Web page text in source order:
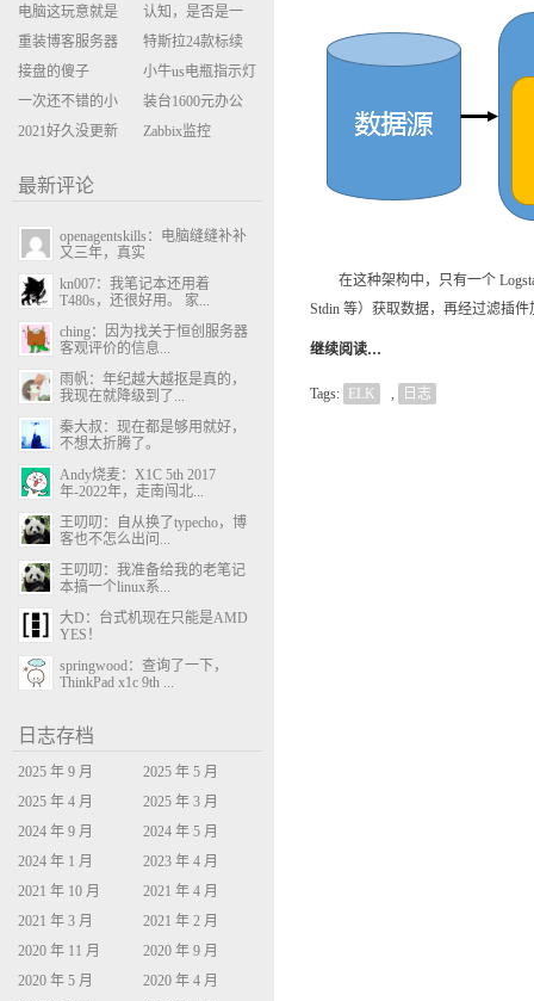
在这种架构中，只有一个
Stdin 等）获取数据，再经过滤插件
继续阅读…
Tags: ELK 日志
电脑这玩意就是
缝缝补补的事
认知，是否是一
座大山？当架构
决策变成配置清
单比价
重装博客服务器
环境
特斯拉24款标续
Model Y 2万公里
使用体验
接盘的傻子
小牛us电瓶指示灯
闪三次不上电
一次还不错的小
米售后体验
装台1600元办公
主机
2021好久没更新
Zabbix监控
最新评论
openagentskills：电脑缝缝补补
又三年，真实
kn007：我笔记本还用着
T480s，还很好用。 家...
ching：因为找关于恒创服务器
客观评价的信息...
雨帆：年纪越大越抠是真的，
我现在就降级到了...
秦大叔：现在都是够用就好，
不想太折腾了。
Andy烧麦：X1C 5th 2017
年-2022年，走南闯北...
王叨叨：自从换了typecho，博
客也不怎么出问...
王叨叨：我准备给我的老笔记
本搞一个linux系...
大D：台式机现在只能是AMD
YES！
springwood：查询了一下，
ThinkPad x1c 9th ...
日志存档
2025 年 9 月
2025 年 5 月
2025 年 4 月
2025 年 3 月
2024 年 9 月
2024 年 5 月
2024 年 1 月
2023 年 4 月
2021 年 10 月
2021 年 4 月
2021 年 3 月
2021 年 2 月
2020 年 11 月
2020 年 9 月
2020 年 5 月
2020 年 4 月